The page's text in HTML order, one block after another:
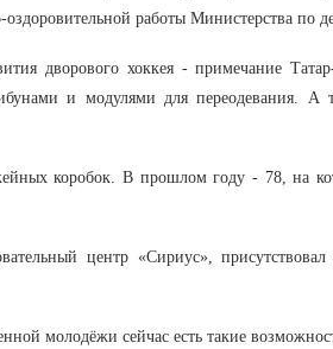
оздоровительной работы Министерства
дворового хоккея - примечание
и модулями для переодевания.
коробок. В прошлом году - 78, на
центр «Сириус»,
молодёжи сейчас есть такие